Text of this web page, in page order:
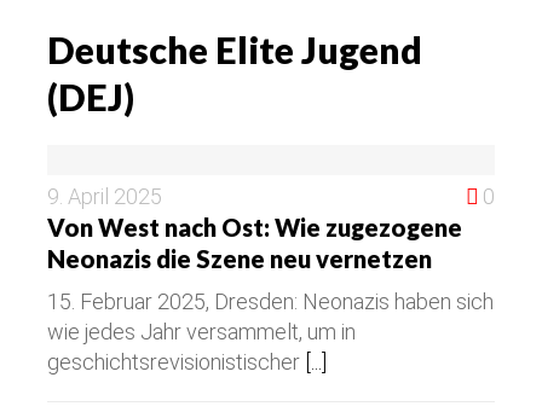
Deutsche Elite Jugend
(DEJ)
9. April 2025 0
Von West nach Ost: Wie zugezogene
Neonazis die Szene neu vernetzen
15. Februar 2025, Dresden: Neonazis haben sich
wie jedes Jahr versammelt, um in
geschichtsrevisionistischer